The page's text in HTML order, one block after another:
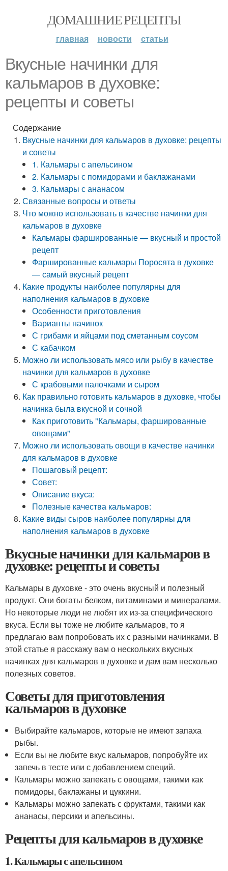
ДОМАШНИЕ РЕЦЕПТЫ
главная новости статьи
Вкусные начинки для
кальмаров в духовке:
рецепты и советы
Содержание
Вкусные начинки для кальмаров в духовке: рецепты
и советы
1. Кальмары с апельсином
2. Кальмары с помидорами и баклажанами
3. Кальмары с ананасом
Связанные вопросы и ответы
Что можно использовать в качестве начинки для
кальмаров в духовке
Кальмары фаршированные — вкусный и простой
рецепт
Фаршированные кальмары Поросята в духовке
— самый вкусный рецепт
Какие продукты наиболее популярны для
наполнения кальмаров в духовке
Особенности приготовления
Варианты начинок
С грибами и яйцами под сметанным соусом
С кабачком
Можно ли использовать мясо или рыбу в качестве
начинки для кальмаров в духовке
С крабовыми палочками и сыром
Как правильно готовить кальмаров в духовке, чтобы
начинка была вкусной и сочной
Как приготовить "Кальмары, фаршированные
овощами"
Можно ли использовать овощи в качестве начинки
для кальмаров в духовке
Пошаговый рецепт:
Совет:
Описание вкуса:
Полезные качества кальмаров:
Какие виды сыров наиболее популярны для
наполнения кальмаров в духовке
Вкусные начинки для кальмаров в
духовке: рецепты и советы
Кальмары в духовке - это очень вкусный и полезный
продукт. Они богаты белком, витаминами и минералами.
Но некоторые люди не любят их из-за специфического
вкуса. Если вы тоже не любите кальмаров, то я
предлагаю вам попробовать их с разными начинками. В
этой статье я расскажу вам о нескольких вкусных
начинках для кальмаров в духовке и дам вам несколько
полезных советов.
Советы для приготовления
кальмаров в духовке
Выбирайте кальмаров, которые не имеют запаха
рыбы.
Если вы не любите вкус кальмаров, попробуйте их
запечь в тесте или с добавлением специй.
Кальмары можно запекать с овощами, такими как
помидоры, баклажаны и цуккини.
Кальмары можно запекать с фруктами, такими как
ананасы, персики и апельсины.
Рецепты для кальмаров в духовке
1. Кальмары с апельсином